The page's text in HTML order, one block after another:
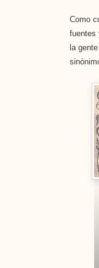
Como
fuentes
la